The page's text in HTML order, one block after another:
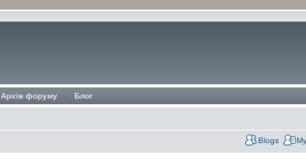
Архів форуму ‹ Блог
Blogs